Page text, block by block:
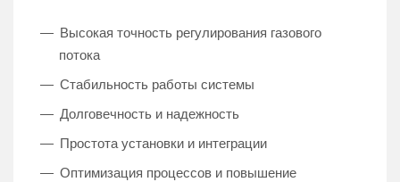
Высокая точность регулирования газового
потока
Стабильность работы системы
Долговечность и надежность
Простота установки и интеграции
Оптимизация процессов и повышение